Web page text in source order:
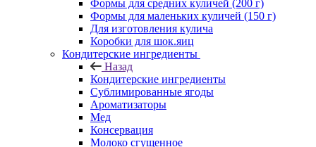
Формы для средних куличей (200 г)
Формы для маленьких куличей (150 г)
Для изготовления кулича
Коробки для шок.яиц
Кондитерские ингредиенты
Назад
Кондитерские ингредиенты
Сублимированные ягоды
Ароматизаторы
Мед
Консервация
Молоко сгущенное